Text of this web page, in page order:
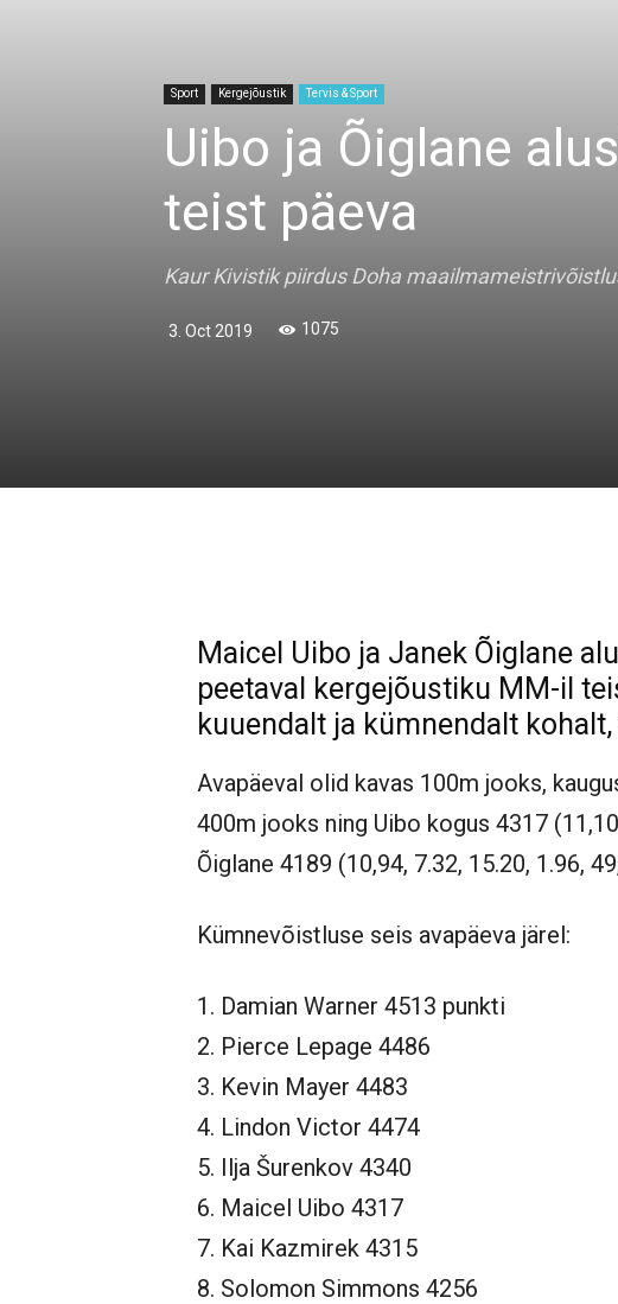
Sport Kergejõustik Tervis & Sport
Uibo ja Õiglane
teist päeva
Kaur Kivistik piirdus Doha
3. Oct 2019 1075
Maicel Uibo ja Janek Õiglane
peetaval kergejõustiku MM-il
kuuendalt ja kümnendalt kohalt,
Avapäeval olid kavas 100m jooks,
400m jooks ning Uibo kogus 4317
Õiglane 4189 (10,94, 7.32, 15.20, 1.96,
Kümnevõistluse seis avapäeva järel:
1. Damian Warner 4513 punkti
2. Pierce Lepage 4486
3. Kevin Mayer 4483
4. Lindon Victor 4474
5. Ilja Šurenkov 4340
6. Maicel Uibo 4317
7. Kai Kazmirek 4315
8. Solomon Simmons 4256